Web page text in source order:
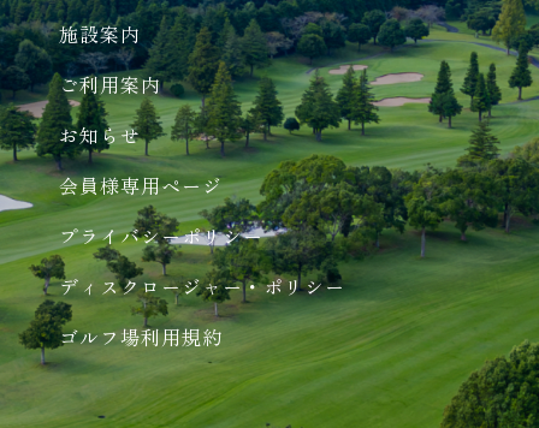
施設案内
ご利用案内
お知らせ
会員様専用ページ
プライバシーポリシー
ディスクロージャー・ポリシー
ゴルフ場利用規約